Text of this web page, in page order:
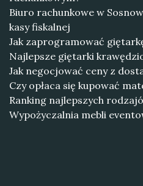
Biuro rachunkowe w
kasy fiskalnej
Jak zaprogramować
Najlepsze giętarki
Jak negocjować ceny z
Czy opłaca się kupować
Ranking najlepszych
Wypożyczalnia mebli